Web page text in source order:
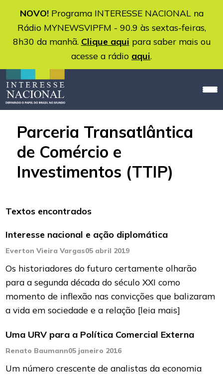
NOVO!Programa INTERESSE NACIONAL na
Rádio MYNEWSVIPFM - 90.9 às sextas-feiras,
8h30 da manhã. Clique aqui para saber mais ou
acesse a rádio aqui.
Parceria Transatlântica
de Comércio e
Investimentos (TTIP)
Textos encontrados
Interesse nacional e ação diplomática
Everton Vieira Vargas05 abril 2019
Os historiadores do futuro certamente olharão
para a segunda década do século XXI como
momento de inflexão nas convicções que balizaram
a vida em sociedade e a relação [leia mais]
Uma URV para a Política Comercial Externa
Renato Baumann05 janeiro 2016
Um número crescente de analistas da economia